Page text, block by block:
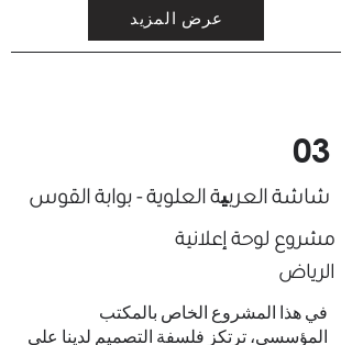
عرض المزيد
03
شاشة العربیة العلوية - بوابة القوس
مشروع لوحة إعلانية
الرياض
في هذا المشروع الخاص بالمكتب
المؤسسي، ترتكز فلسفة التصميم لدينا على